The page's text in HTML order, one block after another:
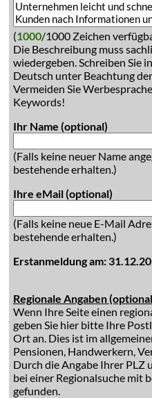
(1000/1000 Zeichen
Die Beschreibung muss
wiedergeben. Schreiben Sie
Deutsch unter Beachtung
Vermeiden Sie
Keywords!
Ihr Name (optional)
(Falls keine neuer Name
bestehende erhalten.)
Ihre eMail (optional)
(Falls keine neue E-Mail
bestehende erhalten.)
Erstanmeldung am:
Regionale Angaben
Wenn Ihre Seite einen
geben Sie hier bitte Ihre
Ort an. Dies ist im
Pensionen, Handwerkern,
Durch die Angabe Ihrer PLZ
bei einer Regionalsuche mit
gefunden.